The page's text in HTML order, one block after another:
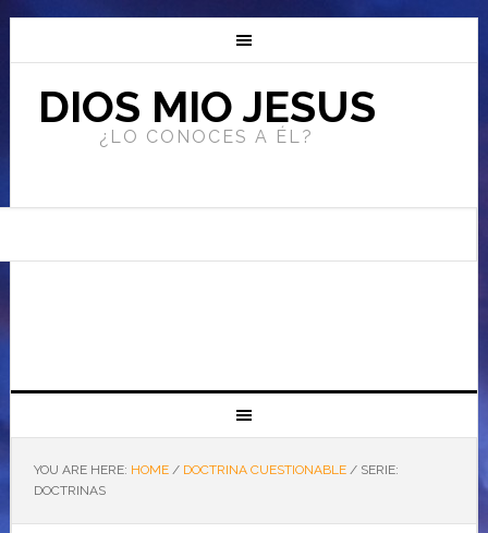
DIOS MIO JESUS
¿LO CONOCES A ÉL?
YOU ARE HERE: HOME / DOCTRINA CUESTIONABLE /SERIE:
DOCTRINAS